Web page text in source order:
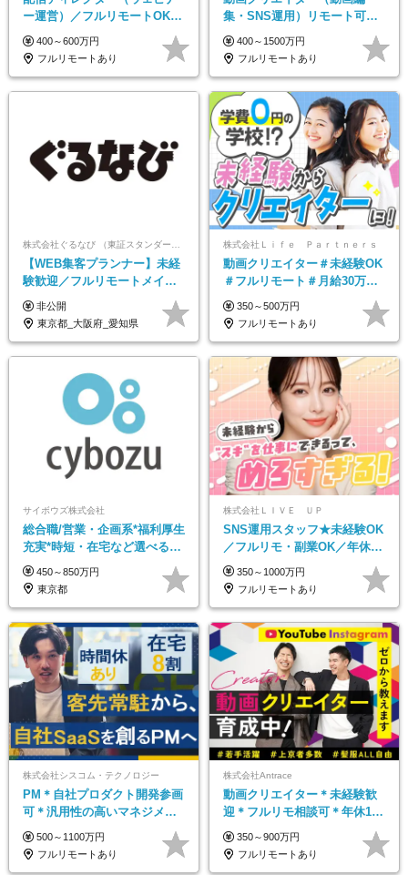
ー運営）／フルリモートOK／
土日祝休み／年休123日／年収
600万円可
400～600万円
フルリモートあり
集・SNS運用）リモート可／
月平均43万／未経験歓迎／15
項目に細分化された研修制度♪
400～1500万円
フルリモートあり
株式会社ぐるなび （東証スタンダード上場）
【WEB集客プランナー】未経
験歓迎／フルリモートメイン
／プライム上場／土日祝休み
／東京・大阪・名古屋
非公開
東京都_大阪府_愛知県
株式会社Ｌｉｆｅ Ｐａｒｔｎｅｒｓ
動画クリエイター＃未経験OK
＃フルリモート＃月給30万～#
髪色・ネイル・服装自由#残業
少なめ#土日祝休み
350～500万円
フルリモートあり
サイボウズ株式会社
総合職/営業・企画系*福利厚生
充実*時短・在宅など選べる働
き方*賞与年2回
450～850万円
東京都
株式会社ＬＩＶＥ ＵＰ
SNS運用スタッフ★未経験OK
／フルリモ・副業OK／年休
125日／残業なし／髪・服・ネ
イル・ピアス自由
350～1000万円
フルリモートあり
株式会社シスコム・テクノロジー
PM＊自社プロダクト開発参画
可＊汎用性の高いマネジメン
トスキル＊年収1000万以上可
500～1100万円
フルリモートあり
株式会社Antrace
動画クリエイター＊未経験歓
迎＊フルリモ相談可＊年休127
日＊おしゃれ自由＊寮完備＊
年数回海外研修＊イベント多
数
350～900万円
フルリモートあり